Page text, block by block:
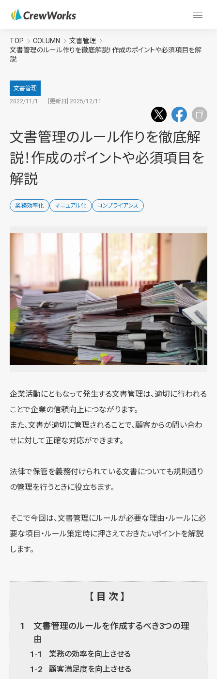
TOP COLUMN
文書管理
文書管理のルール作りを徹底解説！作成のポイントや必須項目を解
説
文書管理
2022/11/1
[更新日] 2025/12/11
文書管理のルール作りを徹底解
説！作成のポイントや必須項目を
解説
業務効率化 マニュアル化 コンプライアンス
企業活動にともなって発生する文書管理は、適切に行われる
ことで企業の信頼向上につながります。
また、文書が適切に管理されることで、顧客からの問い合わ
せに対して正確な対応ができます。
法律で保管を義務付けられている文書についても規則通り
の管理を行うときに役立ちます。
そこで今回は、文書管理にルールが必要な理由・ルールに必
要な項目・ルール策定時に押さえておきたいポイントを解説
します。
【目次】
1
文書管理のルールを作成するべき3つの理
由
1-1 業務の効率を向上させる
1-2 顧客満足度を向上させる